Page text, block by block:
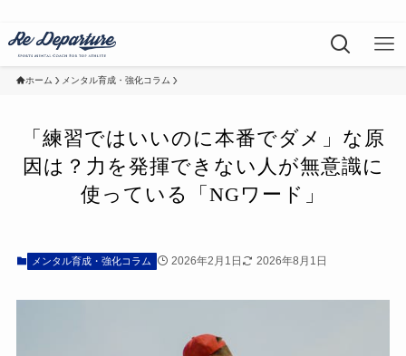
ホーム メンタル育成・強化コラム
「練習ではいいのに本番でダメ」な原
因は？力を発揮できない人が無意識に
使っている「NGワード」
メンタル育成・強化コラム 2026年2月1日 2026年8月1日